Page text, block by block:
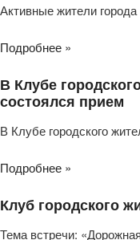
Активные жители
Подробнее »
В Клубе
состоялся прием
В Клубе городского
Подробнее »
Клуб городского
Тема встречи: